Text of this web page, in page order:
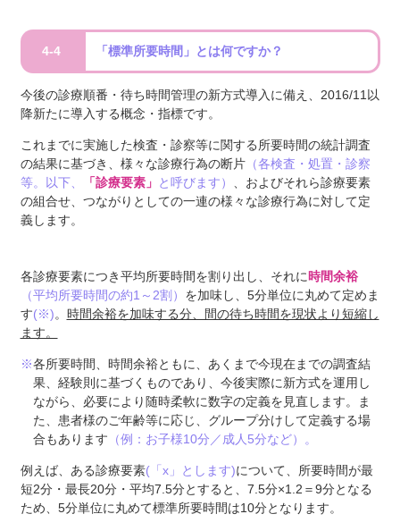
4-4 「標準所要時間」とは何ですか？
今後の診療順番・待ち時間管理の新方式導入に備え、2016/11以
降新たに導入する概念・指標です。
これまでに実施した検査・診察等に関する所要時間の統計調査
の結果に基づき、様々な診療行為の断片（各検査・処置・診察
等。以下、
「診療要素」 と呼びます） 、およびそれら診療要素
の組合せ、つながりとしての一連の様々な診療行為に対して定
義します。
各診療要素につき平均所要時間を割り出し、それに時間余裕
（平均所要時間の約1～2割） を加味し、5分単位に丸めて定めま
す(※)。 時間余裕を加味する分、間の待ち時間を現状より短縮し
ます。
※各所要時間、時間余裕ともに、あくまで今現在までの調査結
果、経験則に基づくものであり、今後実際に新方式を運用し
ながら、必要により随時柔軟に数字の定義を見直します。ま
た、患者様のご年齢等に応じ、グループ分けして定義する場
合もあります （例：お子様10分／成人5分など）。
例えば、ある診療要素(「x」とします)について、所要時間が最
短2分・最長20分・平均7.5分とすると、7.5分×1.2＝9分となる
ため、5分単位に丸めて標準所要時間は10分となります。